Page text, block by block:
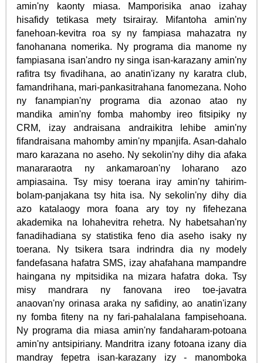
amin'ny kaonty miasa. Mamporisika anao izahay
hisafidy tetikasa mety tsirairay. Mifantoha amin'ny
fanehoan-kevitra roa sy ny fampiasa mahazatra ny
fanohanana nomerika. Ny programa dia manome ny
fampiasana isan'andro ny singa isan-karazany amin'ny
rafitra tsy fivadihana, ao anatin'izany ny karatra club,
famandrihana, mari-pankasitrahana fanomezana. Noho
ny fanampian'ny programa dia azonao atao ny
mandika amin'ny fomba mahomby ireo fitsipiky ny
CRM, izay andraisana andraikitra lehibe amin'ny
fifandraisana mahomby amin'ny mpanjifa. Asan-dahalo
maro karazana no aseho. Ny sekolin'ny dihy dia afaka
manararaotra ny ankamaroan'ny loharano azo
ampiasaina. Tsy misy toerana iray amin'ny tahirim-
bolam-panjakana tsy hita isa. Ny sekolin'ny dihy dia
azo katalaogy mora foana ary toy ny fifehezana
akademika na lohahevitra rehetra. Ny habetsahan'ny
fanadihadiana sy statistika feno dia aseho isaky ny
toerana. Ny tsikera tsara indrindra dia ny modely
fandefasana hafatra SMS, izay ahafahana mampandre
haingana ny mpitsidika na mizara hafatra doka. Tsy
misy mandrara ny fanovana ireo toe-javatra
anaovan'ny orinasa araka ny safidiny, ao anatin'izany
ny fomba fiteny na ny fari-pahalalana fampisehoana.
Ny programa dia miasa amin'ny fandaharam-potoana
amin'ny antsipiriany. Mandritra izany fotoana izany dia
mandray fepetra isan-karazany izy - manomboka